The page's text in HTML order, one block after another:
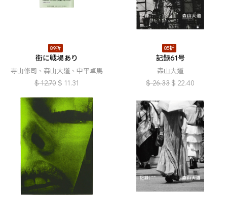
89折
街に戦場あり
寺山修司、森山大道、中平卓馬
$ 12.70 $ 11.31
85折
記録61号
森山大道
$ 26.33 $ 22.40